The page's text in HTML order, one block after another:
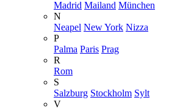
Madrid Mailand München
N
Neapel New York Nizza
P
Palma Paris Prag
R
Rom
S
Salzburg Stockholm Sylt
V